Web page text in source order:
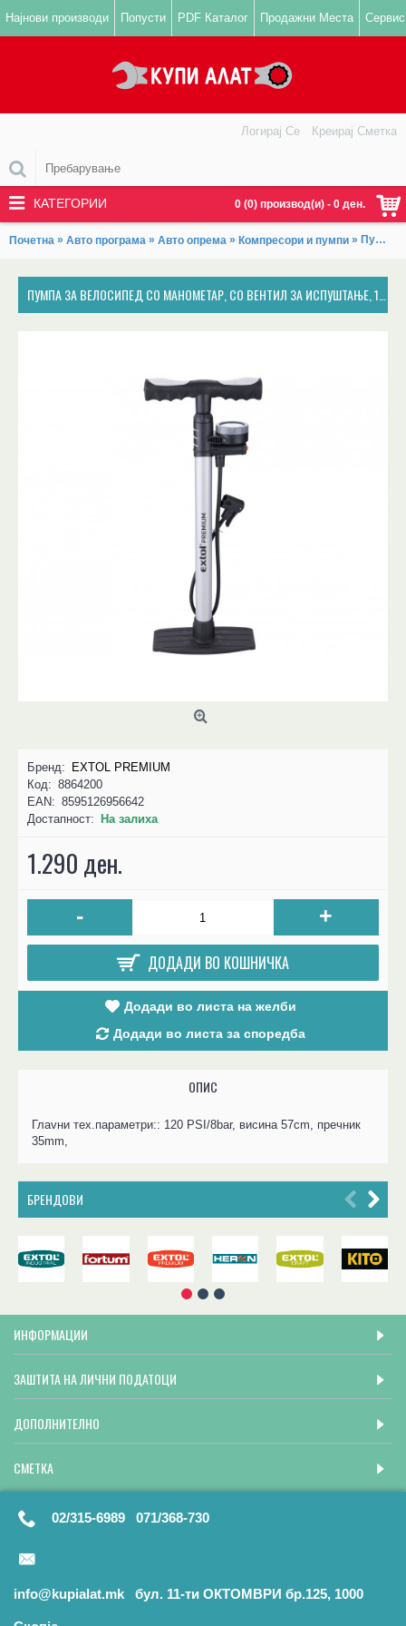
Најнови производи Попусти PDF Каталог Продажни Места Сервис
0 (0) производ(и) - 0 ден.
Логирај Се Креирај Сметка
КАТЕГОРИИ
Почетна » Авто програма » Авто опрема » Компресори и пумпи » Пумпа за велосипед со манометар, со вентил за испуштање, 120 PSI/8bar, висина 57cm, пречник 35mm, EXTOL PREMIUM
Бренд:
EXTOL PREMIUM
Код: 8864200
EAN: 8595126956642
Достапност:
На залиха
1.290 ден.
- +
ДОДАДИ ВО КОШНИЧКА
Додади во листа на желби
Додади во листа за споредба
ОПИС
Глаvни тех.параметри:: 120 PSI/8bar, висина 57cm, пречник
35mm,
БРЕНДОВИ
ИНФОРМАЦИИ
ЗАШТИТА НА ЛИЧНИ ПОДАТОЦИ
ДОПОЛНИТЕЛНО
СМЕТКА
02/315-6989 071/368-730
info@kupialat.mk бул. 11-ти ОКТОМВРИ бр.125, 1000